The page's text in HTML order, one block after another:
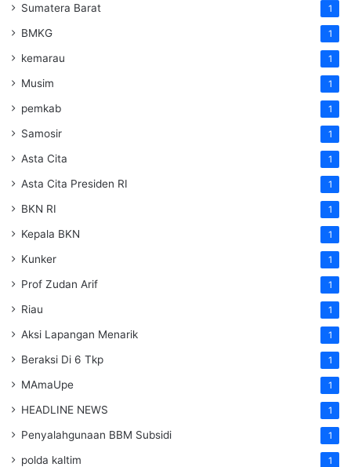
Sumatera Barat 1
BMKG 1
kemarau 1
Musim 1
pemkab 1
Samosir 1
Asta Cita 1
Asta Cita Presiden RI 1
BKN RI 1
Kepala BKN 1
Kunker 1
Prof Zudan Arif 1
Riau 1
Aksi Lapangan Menarik 1
Beraksi Di 6 Tkp 1
MAmaUpe 1
HEADLINE NEWS 1
Penyalahgunaan BBM Subsidi 1
polda kaltim 1